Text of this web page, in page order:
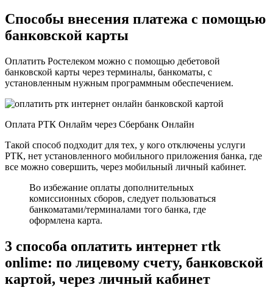
Способы внесения платежа с помощью
банковской карты
Оплатить Ростелеком можно с помощью дебетовой
банковской карты через терминалы, банкоматы, с
установленным нужным программным обеспечением.
Оплата РТК Онлайм через Сбербанк Онлайн
Такой способ подходит для тех, у кого отключены услуги
РТК, нет установленного мобильного приложения банка, где
все можно совершить, через мобильный личный кабинет.
Во избежание оплаты дополнительных
комиссионных сборов, следует пользоваться
банкоматами/терминалами того банка, где
оформлена карта.
3 способа оплатить интернет rtk
onlime: по лицевому счету, банковской
картой, через личный кабинет